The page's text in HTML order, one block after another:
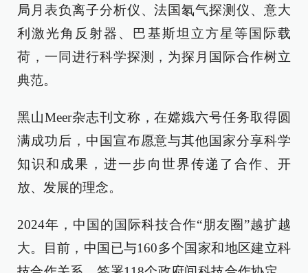
局月表负离子分析仪、法国氡气探测仪、意大
利激光角反射器、巴基斯坦立方星等国际载
荷，一同进行科学探测，为探月国际合作树立
典范。
黑山Meer杂志刊文称，在嫦娥六号任务取得圆
满成功后，中国宣布愿意与其他国家分享科学
知识和成果，进一步向世界传递了合作、开
放、发展的理念。
2024年，中国的国际科技合作“朋友圈”越扩越
大。目前，中国已与160多个国家和地区建立科